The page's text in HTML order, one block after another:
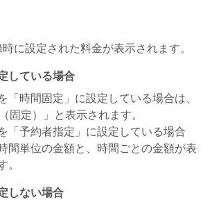
に設定された料金が表示されます。
している場合
「時間固定」に設定している場合は、
固定）」と表示されます。
「予約者指定」に設定している場合
間単位の金額と、時間ごとの金額が表
しない場合